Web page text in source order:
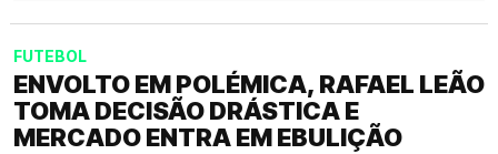
FUTEBOL
ENVOLTO EM POLÉMICA, RAFAEL LEÃO
TOMA DECISÃO DRÁSTICA E
MERCADO ENTRA EM EBULIÇÃO